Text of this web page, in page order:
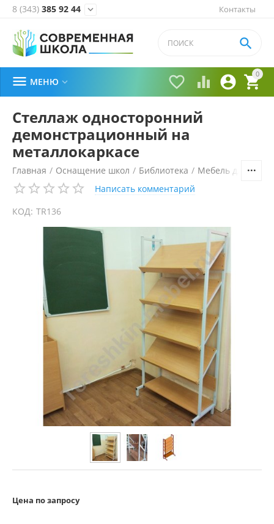
Контакты
8 (343) 385 92 44 
0


 

 МЕНЮ 
Стеллаж односторонний
демонстрационный на
металлокаркасе
Главная / Оснащение школ / Библиотека / Мебель для
Написать комментарий
КОД: TR136
Цена по запросу